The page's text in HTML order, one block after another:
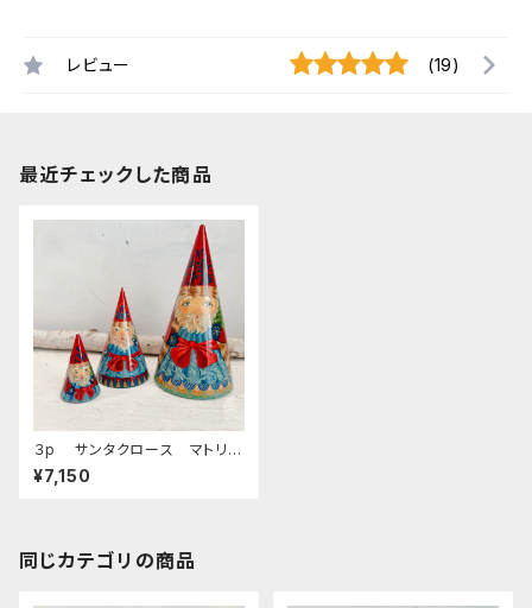
レビュー (19)
最近チェックした商品
３p サンタクロース マトリョ
ーシカ 三角錐・ピラミット型
16ｃｍ
¥7,150
同じカテゴリの商品